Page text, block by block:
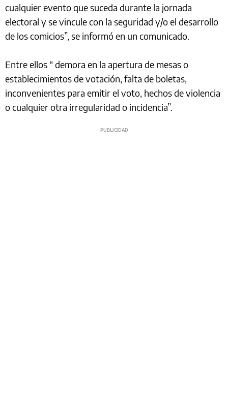
cualquier evento que suceda durante la jornada
electoral y se vincule con la seguridad y/o el desarrollo
de los comicios”, se informó en un comunicado.
Entre ellos “ demora en la apertura de mesas o
establecimientos de votación, falta de boletas,
inconvenientes para emitir el voto, hechos de violencia
o cualquier otra irregularidad o incidencia”.